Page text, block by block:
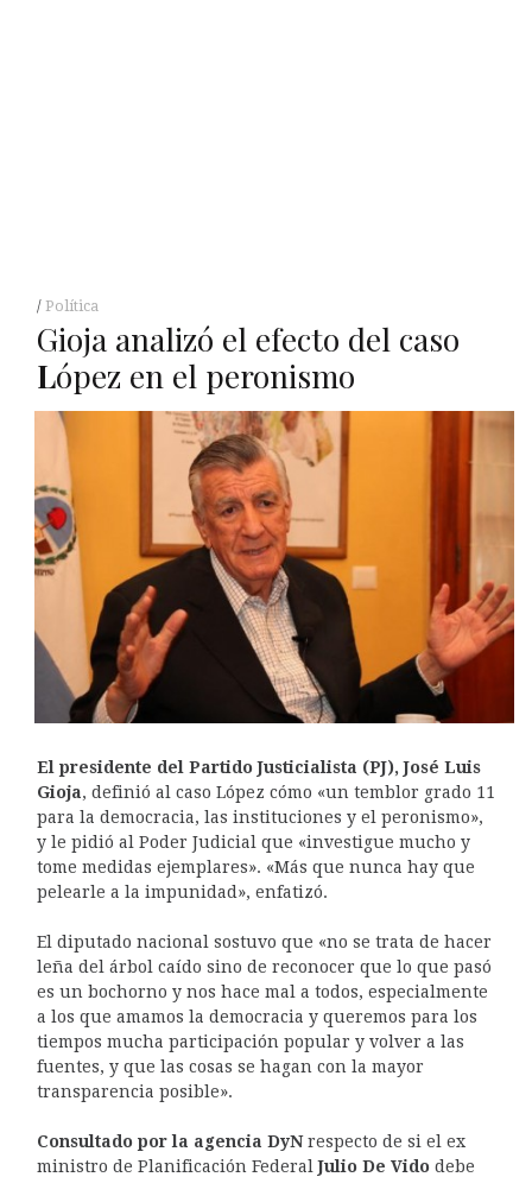
Política
Gioja analizó el efecto del caso
López en el peronismo
El presidente del Partido Justicialista (PJ), José Luis
Gioja, definió al caso López cómo «un temblor grado 11
para la democracia, las instituciones y el peronismo»,
y le pidió al Poder Judicial que «investigue mucho y
tome medidas ejemplares». «Más que nunca hay que
pelearle a la impunidad», enfatizó.
El diputado nacional sostuvo que «no se trata de hacer
leña del árbol caído sino de reconocer que lo que pasó
es un bochorno y nos hace mal a todos, especialmente
a los que amamos la democracia y queremos para los
tiempos mucha participación popular y volver a las
fuentes, y que las cosas se hagan con la mayor
transparencia posible».
Consultado por la agencia DyNrespecto de si el ex
ministro de Planificación FederalJulio De Vidodebe